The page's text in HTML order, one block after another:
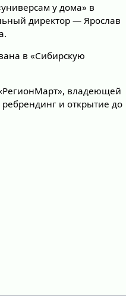
у дома» в
директор — Ярослав
в «Сибирскую
владеющей
и открытие до